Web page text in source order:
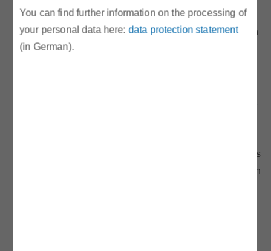
You can find further information on the processing of
your personal data here:data protection statement
(in German).
übernommen. Sie folgt damit auf Mag.
Bernhard Painz, der sich neuen Aufgaben
Anteil der Nachweise aus Ökostrom etwas
zurück gegangen, Nachweise aus fossilen